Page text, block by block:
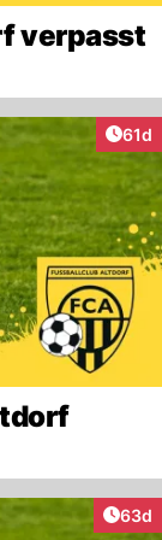
verpasst
61d
63d